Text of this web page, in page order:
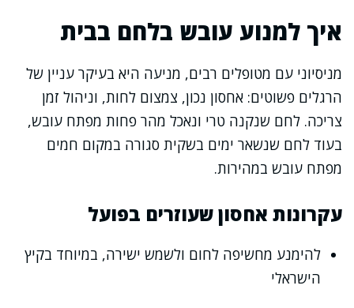
איך למנוע עובש בלחם בבית
מניסיוני עם מטופלים רבים, מניעה היא בעיקר עניין של
הרגלים פשוטים: אחסון נכון, צמצום לחות, וניהול זמן
צריכה. לחם שנקנה טרי ונאכל מהר פחות מפתח עובש,
בעוד לחם שנשאר ימים בשקית סגורה במקום חמים
מפתח עובש במהירות.
עקרונות אחסון שעוזרים בפועל
להימנע מחשיפה לחום ולשמש ישירה, במיוחד בקיץ
הישראלי